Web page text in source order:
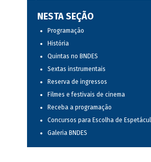
NESTA SEÇÃO
Programação
História
Quintas no BNDES
Sextas instrumentais
Reserva de ingressos
Filmes e festivais de cinema
Receba a programação
Concursos para Escolha de
Galeria BNDES